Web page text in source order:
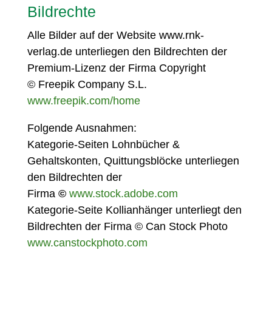
Bildrechte
Alle Bilder auf der Website www.rnk-
verlag.de unterliegen den Bildrechten der
Premium-Lizenz der Firma Copyright
© Freepik Company S.L.
www.freepik.com/home
Folgende Ausnahmen:
Kategorie-Seiten Lohnbücher &
Gehaltskonten, Quittungsblöcke unterliegen
den Bildrechten der
Firma © www.stock.adobe.com
Kategorie-Seite Kollianhänger unterliegt den
Bildrechten der Firma © Can Stock Photo
www.canstockphoto.com